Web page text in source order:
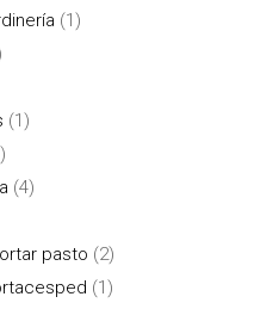
(1)
(1)
(4)
pasto (2)
(1)